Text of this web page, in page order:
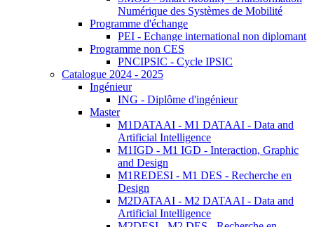
Numérique des Systèmes de Mobilité
Programme d'échange
PEI - Echange international non diplomant
Programme non CES
PNCIPSIC - Cycle IPSIC
Catalogue 2024 - 2025
Ingénieur
ING - Diplôme d'ingénieur
Master
M1DATAAI - M1 DATAAI - Data and
Artificial Intelligence
M1IGD - M1 IGD - Interaction, Graphic
and Design
M1REDESI - M1 DES - Recherche en
Design
M2DATAAI - M2 DATAAI - Data and
Artificial Intelligence